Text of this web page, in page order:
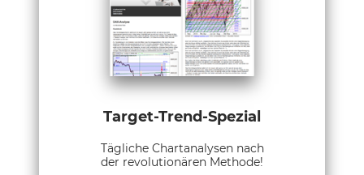
Target-Trend-Spezial
Tägliche Chartanalysen nach
der revolutionären Methode!